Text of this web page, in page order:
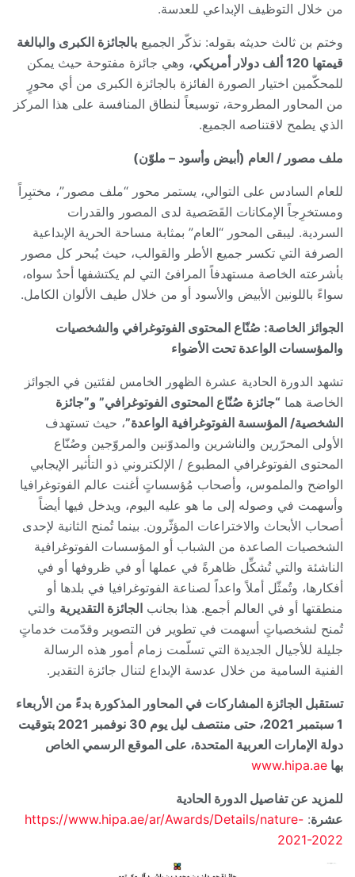
من خلال التوظيف الإبداعي للعدسة.
وختم بن ثالث حديثه بقوله: نذكّر الجميع بالجائزة الكبرى والبالغة
قيمتها 120 ألف دولار أمريكي
، وهي جائزة مفتوحة حيث يمكن
للمحكّمين اختيار الصورة الفائزة بالجائزة الكبرى من أي محورٍ
من المحاور المطروحة، توسيعاً لنطاق المنافسة على هذا المركز
الذي يطمح لاقتناصه الجميع.
ملف مصور / العام (أبيض وأسود – ملوّن)
للعام السادس على التوالي، يستمر محور “ملف مصور”، مختبِراً
ومستخرِجاً الإمكانات القَصَصية لدى المصور والقدرات
السردية. ليبقى المحور “العام” بمثابة مساحة الحرية الإبداعية
الصرفة التي تكسر جميع الأطر والقوالب، حيث يُبحر كل مصور
بأشرعته الخاصة مستهدفاً المرافئ التي لم يكتشفها أحدٌ سواه،
سواءً باللونين الأبيض والأسود أو من خلال طيف الألوان الكامل.
الجوائز الخاصة: صُنّاع المحتوى الفوتوغرافي والشخصيات
والمؤسسات الواعدة تحت الأضواء
تشهد الدورة الحادية عشرة الظهور الخامس لفئتين في الجوائز
الخاصة هما “جائزة صُنّاع المحتوى الفوتوغرافي” و”جائزة
الشخصية/ المؤسسة الفوتوغرافية الواعدة”، حيث تستهدف
الأولى المحرّرين والناشرين والمدوّنين والمروّجين وصُنّاع
المحتوى الفوتوغرافي المطبوع / الإلكتروني ذو التأثير الإيجابي
الواضح والملموس، وأصحاب مُؤسساتٍ أغنت عالم الفوتوغرافيا
وأسهمت في وصوله إلى ما هو عليه اليوم، ويدخل فيها أيضاً
أصحاب الأبحاث والاختراعات المؤثّرون. بينما تُمنح الثانية لإحدى
الشخصيات الصاعدة من الشباب أو المؤسسات الفوتوغرافية
الناشئة والتي تُشكِّل ظاهرةً في عملها أو في ظروفها أو في
أفكارها، وتُمثّل أملاً واعداً لصناعة الفوتوغرافيا في بلدها أو
منطقتها أو في العالم أجمع. هذا بجانب الجائزة التقديرية والتي
تُمنح لشخصياتٍ أسهمت في تطوير فن التصوير وقدّمت خدماتٍ
جليلة للأجيال الجديدة التي تسلّمت زمام أمور هذه الرسالة
الفنية السامية من خلال عدسة الإبداع لتنال جائزة التقدير.
تستقبل الجائزة المشاركات في المحاور المذكورة بدءً من الأربعاء
1 سبتمبر 2021، حتى منتصف ليل يوم 30 نوفمبر 2021 بتوقيت
دولة الإمارات العربية المتحدة، على الموقع الرسمي الخاص
بها www.hipa.ae
للمزيد عن تفاصيل الدورة الحادية
عشرة:
https://www.hipa.ae/ar/Awards/Details/nature-
2021-2022